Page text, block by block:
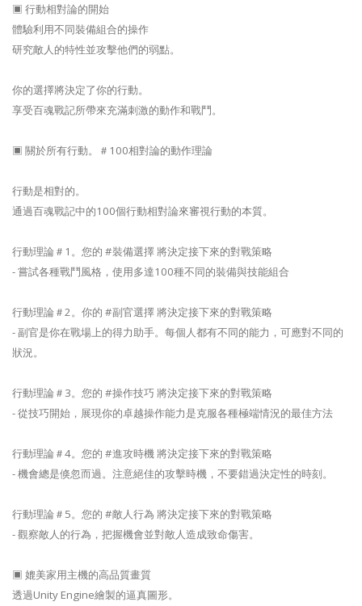
▣ 行動相對論的開始
體驗利用不同裝備組合的操作
研究敵人的特性並攻擊他們的弱點。
你的選擇將決定了你的行動。
享受百魂戰記所帶來充滿刺激的動作和戰鬥。
▣ 關於所有行動。＃100相對論的動作理論
行動是相對的。
通過百魂戰記中的100個行動相對論來審視行動的本質。
行動理論＃1。您的 #裝備選擇 將決定接下來的對戰策略
- 嘗試各種戰鬥風格，使用多達100種不同的裝備與技能組合
行動理論＃2。你的 #副官選擇 將決定接下來的對戰策略
- 副官是你在戰場上的得力助手。每個人都有不同的能力，可應對不同的
狀況。
行動理論＃3。您的 #操作技巧 將決定接下來的對戰策略
- 從技巧開始，展現你的卓越操作能力是克服各種極端情況的最佳方法
行動理論＃4。您的 #進攻時機 將決定接下來的對戰策略
- 機會總是倏忽而過。注意絕佳的攻擊時機，不要錯過決定性的時刻。
行動理論＃5。您的 #敵人行為 將決定接下來的對戰策略
- 觀察敵人的行為，把握機會並對敵人造成致命傷害。
▣ 媲美家用主機的高品質畫質
透過Unity Engine繪製的逼真圖形。